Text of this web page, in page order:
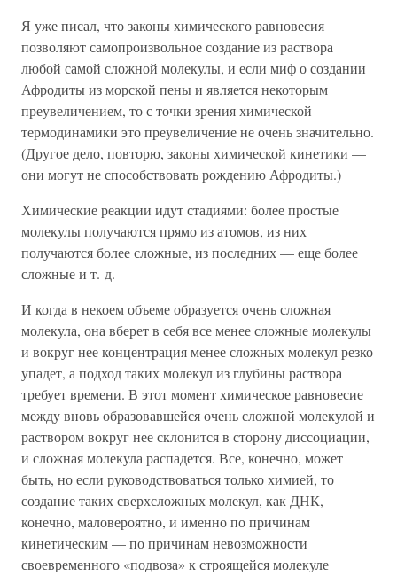
Я уже писал, что законы химического равновесия
позволяют самопроизвольное создание из раствора
любой самой сложной молекулы, и если миф о создании
Афродиты из морской пены и является некоторым
преувеличением, то с точки зрения химической
термодинамики это преувеличение не очень значительно.
(Другое дело, повторю, законы химической кинетики —
они могут не способствовать рождению Афродиты.)
Химические реакции идут стадиями: более простые
молекулы получаются прямо из атомов, из них
получаются более сложные, из последних — еще более
сложные и т. д.
И когда в некоем объеме образуется очень сложная
молекула, она вберет в себя все менее сложные молекулы
и вокруг нее концентрация менее сложных молекул резко
упадет, а подход таких молекул из глубины раствора
требует времени. В этот момент химическое равновесие
между вновь образовавшейся очень сложной молекулой и
раствором вокруг нее склонится в сторону диссоциации,
и сложная молекула распадется. Все, конечно, может
быть, но если руководствоваться только химией, то
создание таких сверхсложных молекул, как ДНК,
конечно, маловероятно, и именно по причинам
кинетическим — по причинам невозможности
своевременного «подвоза» к строящейся молекуле